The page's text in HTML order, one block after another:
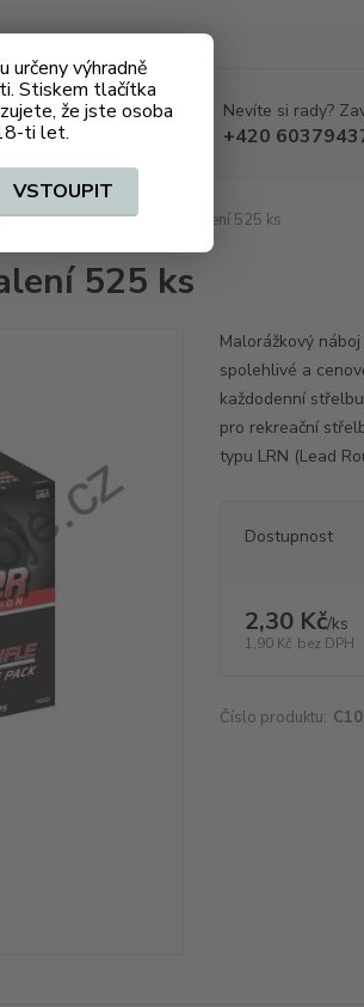
určeny výhradně
Stiskem tlačítka
že jste osoba
ti let.
VSTOUPIT
Hledat Nevíte si rady?
+420
.22LR CCI Blazer - balení 525 ks
525 ks
Malorážkový náboj
spolehlivé a
každodenní
pro rekreační
typu LRN (Lead
Dostupnost
2,30 Kč/ks
1,90 Kč bez DPH
Číslo produktu: